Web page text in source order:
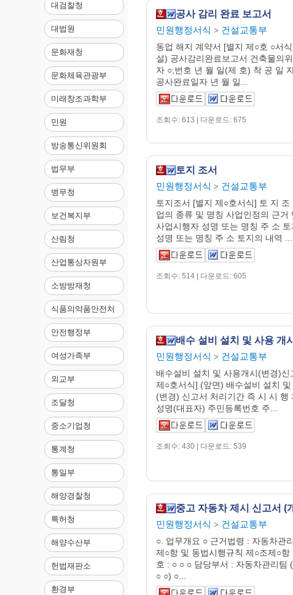
대검찰청
대법원
문화재청
문화체육관광부
미래창조과학부
민원
방송통신위원회
법무부
병무청
보건복지부
산림청
산업통상자원부
소방방재청
식품의약품안전처
안전행정부
여성가족부
외교부
조달청
중소기업청
통계청
통일부
해양경찰청
특허청
해양수산부
헌법재판소
환경부
공사 감리 완료 보고서
민원행정서식 > 건설교통부
동업 해지 계약서 [별지 제○호 ○서
설) 공사감리완료보고서 건축물의
자 ○;번호 년 월 일(제 호) 착 공 일
공사완료일자 년 월 일...
조회수: 613 | 다운로드: 675
토지 조서
민원행정서식 > 건설교통부
토지조서 [별지 제○호서식] 토 지 조
업의 종류 및 명칭 사업인정의 근거
사업시행자 성명 또는 명칭 주 소
성명 또는 명칭 주 소 토지의 내역 ...
조회수: 514 | 다운로드: 605
민원행정서식 > 건설교통부
배수설비 설치 및 사용개시(변경)신
제○호서식] (앞면) 배수설비 설치 및
(변경) 신고서 처리기간 즉 시 시 행
성명(대표자) 주민등록번호 주...
조회수: 430 | 다운로드: 539
민원행정서식 > 건설교통부
○. 업무개요 ○ 근거법령 : 자동차관
제○항 및 동법시행규칙 제○조제○항
호 : ○ ○ ○ 담당부서 : 자동차관리팀
○ ○) ○...